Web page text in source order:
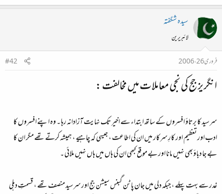
سیدہ شگفتہ
لائبریرین
فروری 26، 2006
#42
انگریز جج کی نجی معاملات میں مخالفت :
سرسید کا برتاؤ افسروں کے ساتھ ابتداء سے اخیر تک نہایت آزادانہ رہا ۔ وہ اپنے افسروں کا
ادب اور تعظیم اور کارِ سرکار میں ان کی اطاعت ، جیسی کہ چاہیے ، ہمیشہ کرتے تھے مگر ان کا
بے جا دباؤبھی نہیں مانا اور بے موقع کبھی ان کی ہاں میں ہاں نہیں ملائی ۔
غدر سے بہت پہلے ، جبکہ دلی میں جان پاٹن گبنس سیشن جج اور سرسید منصف تھے ، قسمتِ دہلی